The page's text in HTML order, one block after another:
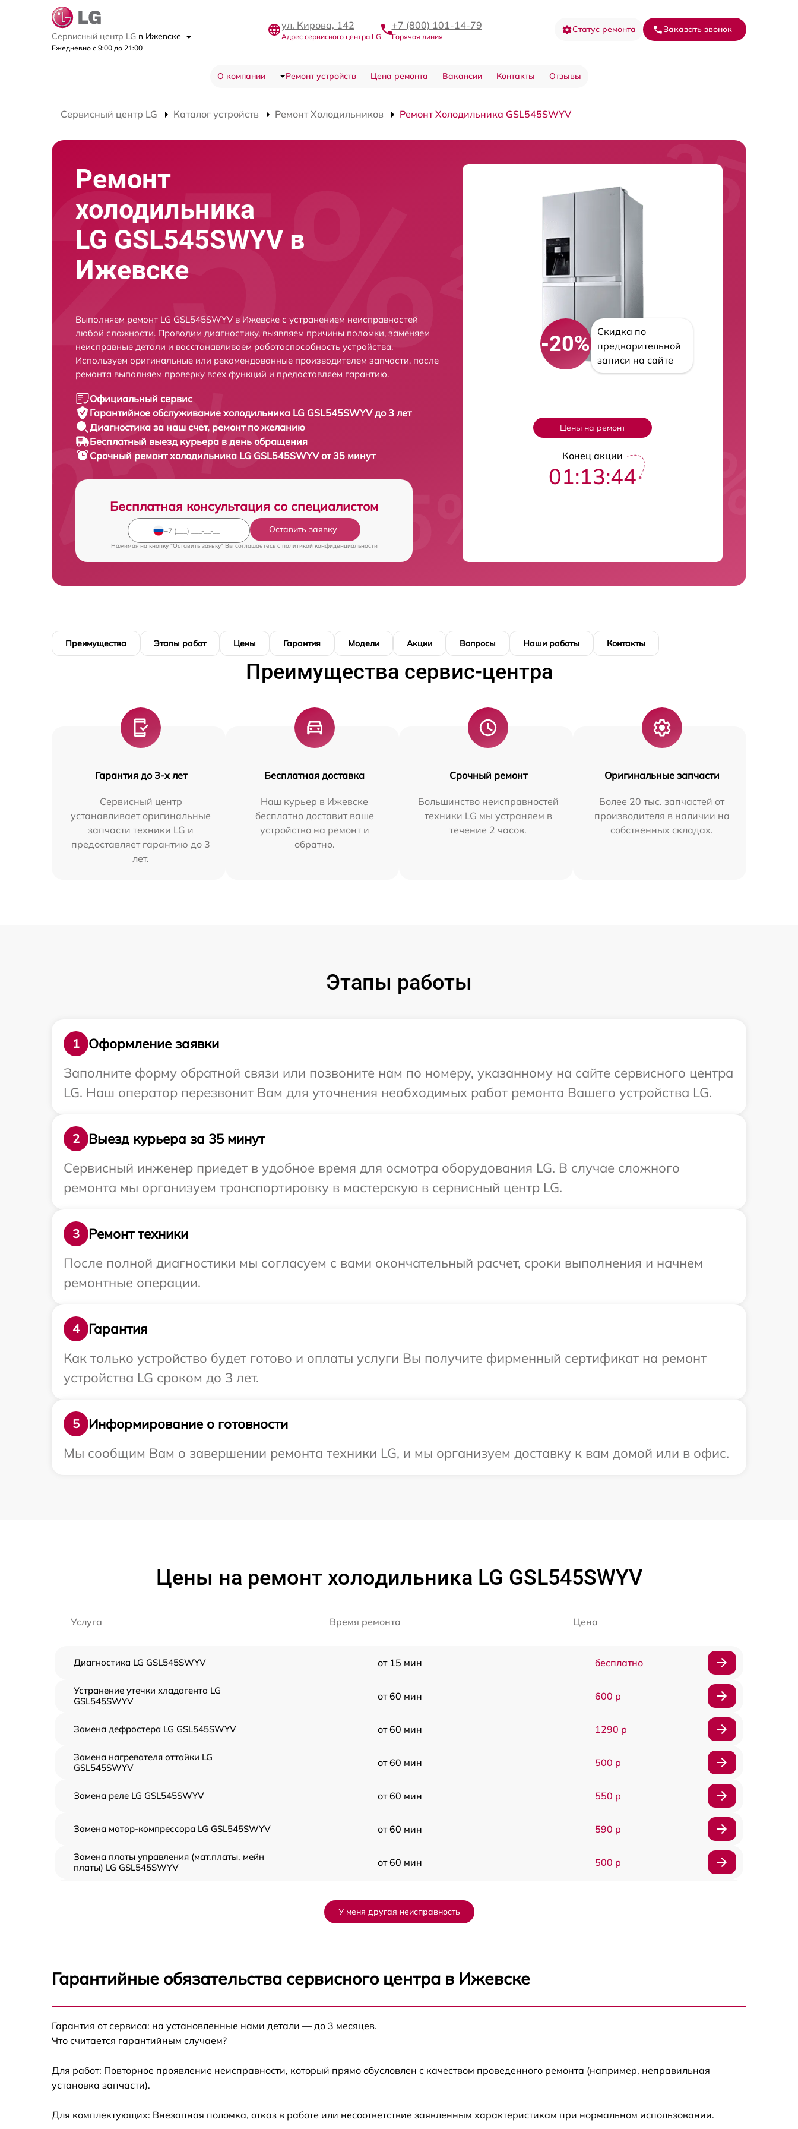
Сервисный центр LG в Ижевске
Ежедневно с 9:00 до 21:00
ул. Кирова, 142
Адрес сервисного центра LG
+7 (800) 101-14-79
Горячая линия
Статус ремонта Заказать звонок
О компании Ремонт устройств Цена ремонта Вакансии Контакты Отзывы
Сервисный центр LG Каталог устройств Ремонт Холодильников Ремонт Холодильника GSL545SWYV
Ремонт
холодильника
LG GSL545SWYV в
Ижевске
Выполняем ремонт LG GSL545SWYV в Ижевске с устранением неисправностей
любой сложности. Проводим диагностику, выявляем причины поломки, заменяем
неисправные детали и восстанавливаем работоспособность устройства.
Используем оригинальные или рекомендованные производителем запчасти, после
ремонта выполняем проверку всех функций и предоставляем гарантию.
Официальный сервис
Гарантийное обслуживание холодильника LG GSL545SWYV до 3 лет
Диагностика за наш счет, ремонт по желанию
Бесплатный выезд курьера в день обращения
Срочный ремонтхолодильника LG GSL545SWYV от 35 минут
Бесплатная консультация со специалистом
Оставить заявку
Нажимая на кнопку "Оставить заявку" Вы соглашаетесь c политикой конфиденциальности
-20%
Скидка по
предварительной
записи на сайте
Цены на ремонт
Конец акции
01:13:43
Преимущества Этапы работ Цены Гарантия Модели Акции Вопросы Наши работы Контакты
Преимущества сервис-центра
Гарантия до 3-х лет
Сервисный центр
устанавливает оригинальные
запчасти техники LG и
предоставляет гарантию до 3
лет.
Бесплатная доставка
Наш курьер в Ижевске
бесплатно доставит ваше
устройство на ремонт и
обратно.
Срочный ремонт
Большинство неисправностей
техники LG мы устраняем в
течение 2 часов.
Оригинальные запчасти
Более 20 тыс. запчастей от
производителя в наличии на
собственных складах.
Этапы работы
1
Оформление заявки
Заполните форму обратной связи или позвоните нам по номеру, указанному на сайте сервисного центра
LG. Наш оператор перезвонит Вам для уточнения необходимых работ ремонта Вашего устройства LG.
2
Выезд курьера за 35 минут
Сервисный инженер приедет в удобное время для осмотра оборудования LG. В случае сложного
ремонта мы организуем транспортировку в мастерскую в сервисный центр LG.
3
Ремонт техники
После полной диагностики мы согласуем с вами окончательный расчет, сроки выполнения и начнем
ремонтные операции.
4
Гарантия
Как только устройство будет готово и оплаты услуги Вы получите фирменный сертификат на ремонт
устройства LG сроком до 3 лет.
5
Информирование о готовности
Мы сообщим Вам о завершении ремонта техники LG, и мы организуем доставку к вам домой или в офис.
Цены на ремонт холодильника LG GSL545SWYV
Услуга Время ремонта Цена
Диагностика LG GSL545SWYV от 15 мин бесплатно
Устранение утечки хладагента LG
GSL545SWYV
от 60 мин 600 р
Замена дефростера LG GSL545SWYV от 60 мин 1290 р
Замена нагревателя оттайки LG
GSL545SWYV
от 60 мин 500 р
Замена реле LG GSL545SWYV от 60 мин 550 р
Замена мотор-компрессора LG GSL545SWYV от 60 мин 590 р
Замена платы управления (мат.платы, мейн
платы) LG GSL545SWYV
от 60 мин 500 р
Замена электросхемы LG GSL545SWYV
Устранение засора трубопровода LG
Ремонт датчика морозильного отделения LG
У меня другая неисправность
Гарантийные обязательства сервисного центра в Ижевске
Гарантия от сервиса: на установленные нами детали — до 3 месяцев.
Что считается гарантийным случаем?
Для работ: Повторное проявление неисправности, который прямо обусловлен с качеством проведенного ремонта (например, неправильная
установка запчасти).
Для комплектующих: Внезапная поломка, отказ в работе или несоответствие заявленным характеристикам при нормальном использовании.